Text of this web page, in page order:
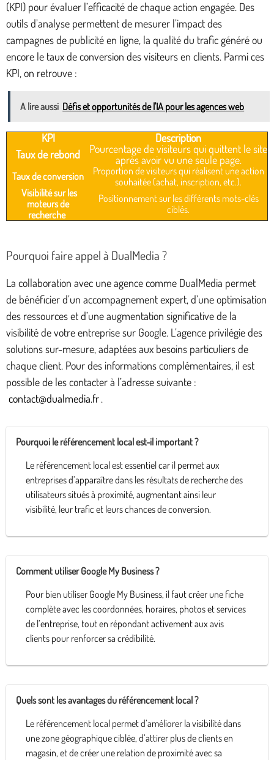
(KPI) pour évaluer l’efficacité de chaque action engagée. Des
outils d’analyse permettent de mesurer l’impact des
campagnes de publicité en ligne, la qualité du trafic généré ou
encore le taux de conversion des visiteurs en clients. Parmi ces
KPI, on retrouve :
A lire aussi Défis et opportunités de l'IA pour les agences web
KPI
Description
Taux de rebond
Pourcentage de visiteurs qui quittent le site
après avoir vu une seule page.
Taux de conversion
Proportion de visiteurs qui réalisent une action
souhaitée (achat, inscription, etc.).
Visibilité sur les
moteurs de
recherche
Positionnement sur les différents mots-clés
ciblés.
Pourquoi faire appel à DualMedia ?
La collaboration avec une agence comme DualMedia permet
de bénéficier d’un accompagnement expert, d’une optimisation
des ressources et d’une augmentation significative de la
visibilité de votre entreprise sur Google. L’agence privilégie des
solutions sur-mesure, adaptées aux besoins particuliers de
chaque client. Pour des informations complémentaires, il est
possible de les contacter à l’adresse suivante :
contact@dualmedia.fr .
Pourquoi le référencement local est-il important ?
Le référencement local est essentiel car il permet aux
entreprises d’apparaître dans les résultats de recherche des
utilisateurs situés à proximité, augmentant ainsi leur
visibilité, leur trafic et leurs chances de conversion.
Comment utiliser Google My Business ?
Pour bien utiliser Google My Business, il faut créer une fiche
complète avec les coordonnées, horaires, photos et services
de l’entreprise, tout en répondant activement aux avis
clients pour renforcer sa crédibilité.
Quels sont les avantages du référencement local ?
Le référencement local permet d’améliorer la visibilité dans
une zone géographique ciblée, d’attirer plus de clients en
magasin, et de créer une relation de proximité avec sa